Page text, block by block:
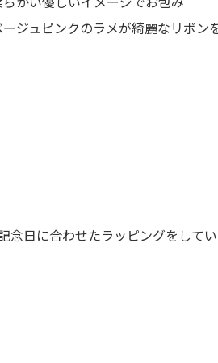
ジュピンクのラメが綺麗なリボン
念日に合わせたラッピングをしてい